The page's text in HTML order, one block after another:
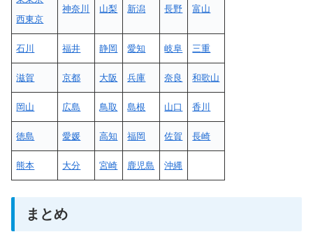
西東京
神奈川 山梨 新潟 長野 富山
石川 福井 静岡 愛知 岐阜 三重
滋賀 京都 大阪 兵庫 奈良 和歌山
岡山 広島 鳥取 島根 山口 香川
徳島 愛媛 高知 福岡 佐賀 長崎
熊本 大分 宮崎 鹿児島 沖縄
まとめ